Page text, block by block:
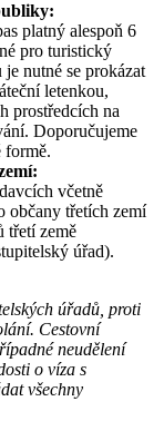
platný alespoň 6
pro turistický
nutné se prokázat
letenkou,
prostředcích na
Doporučujeme
formě.
včetně
občany třetích zemí
třetí země
úřad).
úřadů, proti
Cestovní
neudělení
o víza s
všechny